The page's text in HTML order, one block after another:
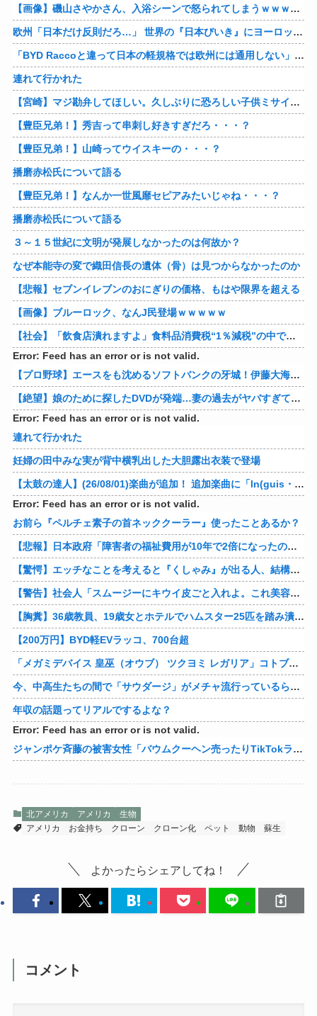
【画像】磯山さやかさん、入浴シーンで怒られてしまうｗｗｗｗｗｗ
欧州「日本だけ反則だろ…」 世界の『日本びいき』にヨーロッパ全土から不満の声
「BYD Raccoと違って日本の軽規格では欧州には通用しない」と自動車系ライターが示唆、だが速攻で反例を提示されて即落ち二コマ状態に……
連れて行かれた
【宮崎】マジ勘弁してほしい。久しぶりに恐ろしい子供ミサイルを見た。
【豊臣兄弟！】秀吉って串刺し好きすぎだろ・・・？
【豊臣兄弟！】山崎ってウイスキーの・・・？
播磨赤松氏について語る
【豊臣兄弟！】なんか一世風靡セピアみたいじゃね・・・？
播磨赤松氏について語る
３～１５世紀に文明が発展しなかったのは何故か？
なぜ本能寺の変で織田信長の遺体（骨）は見つからなかったのか
【悲報】セブンイレブンのおにぎりの価格、もはや限界を超える
【画像】ブルーロック、なんJ民登場ｗｗｗｗｗ
【社会】「飲食店潰れますよ」食料品消費税“1％減税”の中で上がる懸念 外食は10％で“9％”差に…一方で対象の弁当店でも悲痛な声「値下げできない…」
Error: Feed has an error or is not valid.
【プロ野球】エースをも沈めるソフトバンクの牙城！伊藤大海の対ホークス防御率から見るパリーグの厳しさ
【絶望】娘のために探したDVDが発端…妻の過去がヤバすぎてメンタル崩壊ｗｗｗｗ 他
Error: Feed has an error or is not valid.
連れて行かれた
妊婦の田中みな実が背中横乳出した大胆露出衣装で登場
【太鼓の達人】(26/08/01)楽曲が追加！ 追加楽曲に「ln(guis・tics) / Sephid」「Remnath / ぺのれり」の2曲が登場！！
Error: Feed has an error or is not valid.
お前ら『ペルチェ素子の首ネッククーラー』使ったことあるか？
【悲報】日本政府「障害者の福祉費用が10年で2倍になったので抑制します」
【驚愕】エッチなことを考えると『くしゃみ』が出る人、結構いると判明
【警告】社会人「スムージーにキウイ皮ごと入れよ。これ美容にいいんだよね〜」→ 結果…
【胸糞】36歳教員、19歳女とホテルでハムスター25匹を踏み潰すなどして逮捕
【200万円】BYD軽EVラッコ、700台超
「メガミデバイス 皇巫（オウブ） ツクヨミ レガリア」コトブキヤデビュー…
今、中高生たちの間で「サウダージ」がメチャ流行っているらしい
年収の話題ってリアルでするよな？
Error: Feed has an error or is not valid.
ジャンポケ斉藤の被害女性「バウムクーヘン売ったりTikTokライブしててムカついたから示談しなかった」
北アメリカ アメリカ
生物
アメリカ
お金持ち クローン クローン化 ペット 動物 蘇生
よかったらシェアしてね！
コメント